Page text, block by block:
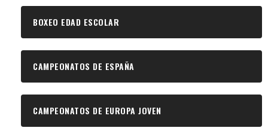
BOXEO EDAD ESCOLAR
CAMPEONATOS DE ESPAÑA
CAMPEONATOS DE EUROPA JOVEN